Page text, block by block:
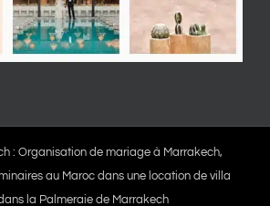
: Organisation de mariage à Marrakech,
au Maroc dans une location de villa
la Palmeraie de Marrakech